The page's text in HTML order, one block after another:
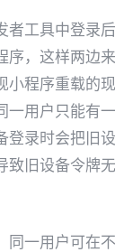
者工具中登录
序，这样两边
小程序重载的
一用户只能有
登录时会把旧
致旧设备令牌
同一用户可在